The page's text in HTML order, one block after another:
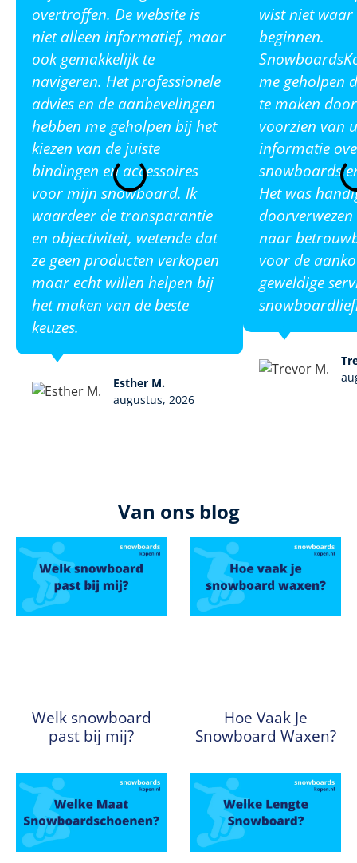
overtroffen. De website is
niet alleen informatief, maar
ook gemakkelijk te
navigeren. Het professionele
advies en de aanbevelingen
hebben me geholpen bij het
kiezen van de juiste
bindingen en accessoires
voor mijn snowboard. Ik
waardeer de transparantie
en objectiviteit, wetende dat
ze geen producten verkopen
maar echt willen helpen bij
het maken van de beste
keuzes.
Esther M.
augustus, 2026
wist niet waar
beginnen.
me geholpen
te maken
voorzien van
informatie
snowboards
Het was
naar
voor de
geweldige
Van ons blog
Welk snowboard
past bij mij?
Hoe Vaak Je
Snowboard Waxen?